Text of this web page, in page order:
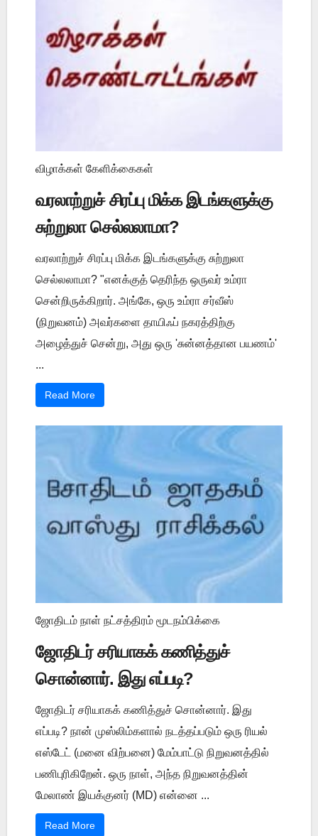
விழாக்கள் கேளிக்கைகள்
வரலாற்றுச் சிரப்பு மிக்க இடங்களுக்கு
சுற்றுலா செல்லலாமா?
வரலாற்றுச் சிரப்பு மிக்க இடங்களுக்கு சுற்றுலா
செல்லலாமா? "எனக்குத் தெரிந்த ஒருவர் உம்ரா
சென்றிருக்கிறார். அங்கே, ஒரு உம்ரா சர்வீஸ்
(நிறுவனம்) அவர்களை தாயிஃப் நகரத்திற்கு
அழைத்துச் சென்று, அது ஒரு 'சுன்னத்தான பயணம்'
...
Read More
ஜோதிடம் நாள் நட்சத்திரம் மூடநம்பிக்கை
ஜோதிடர் சரியாகக் கணித்துச்
சொன்னார். இது எப்படி?
ஜோதிடர் சரியாகக் கணித்துச் சொன்னார். இது
எப்படி? நான் முஸ்லிம்களால் நடத்தப்படும் ஒரு ரியல்
எஸ்டேட் (மனை விற்பனை) மேம்பாட்டு நிறுவனத்தில்
பணிபுரிகிறேன். ஒரு நாள், அந்த நிறுவனத்தின்
மேலாண் இயக்குனர் (MD) என்னை ...
Read More